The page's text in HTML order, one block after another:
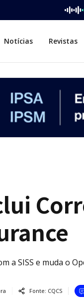
Notícias Revistas
a SISS e muda o
Fonte: CQCS